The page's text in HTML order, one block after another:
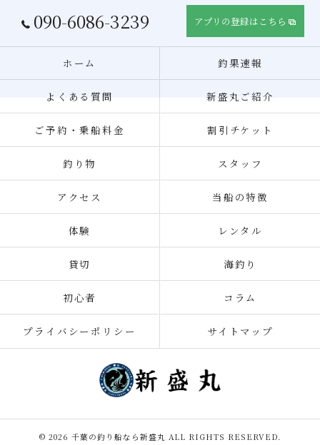
090-6086-3239 アプリの登録はこちら
ホーム 釣果速報
よくある質問 新盛丸ご紹介
ご予約・乗船料金 割引チケット
釣り物 スタッフ
アクセス 当船の特徴
体験 レンタル
貸切 海釣り
初心者 コラム
プライバシーポリシー サイトマップ
© 2026 千葉の釣り船なら新盛丸 ALL RIGHTS RESERVED.